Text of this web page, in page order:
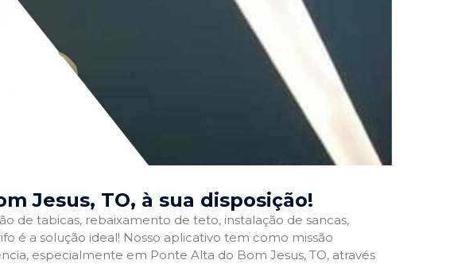
Jesus, TO, à sua disposição!
de tabicas, rebaixamento de teto, instalação de sancas,
é a solução ideal! Nosso aplicativo tem como missão
especialmente em Ponte Alta do Bom Jesus, TO, através